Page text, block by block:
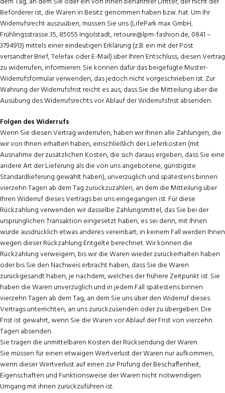
Beförderer ist, die Waren in Besitz genommen haben bzw. hat. Um Ihr
Widerrufsrecht auszuüben, müssen Sie uns (LifePark max GmbH,
Frühlingsstrasse 35, 85055 Ingolstadt, retoure@lpm-fashion.de, 0841 –
3794913) mittels einer eindeutigen Erklärung (z.B. ein mit der Post
versandter Brief, Telefax oder E-Mail) über Ihren Entschluss, diesen Vertrag
zu widerrufen, informieren. Sie können dafür das beigefügte Muster-
Widerrufsformular verwenden, das jedoch nicht vorgeschrieben ist. Zur
Wahrung der Widerrufsfrist reicht es aus, dass Sie die Mitteilung über die
Ausübung des Widerrufsrechts vor Ablauf der Widerrufsfrist absenden.
Folgen des Widerrufs
Wenn Sie diesen Vertrag widerrufen, haben wir Ihnen alle Zahlungen, die
wir von Ihnen erhalten haben, einschließlich der Lieferkosten (mit
Ausnahme der zusätzlichen Kosten, die sich daraus ergeben, dass Sie eine
andere Art der Lieferung als die von uns angebotene, günstigste
Standardlieferung gewählt haben), unverzüglich und spätestens binnen
vierzehn Tagen ab dem Tag zurückzuzahlen, an dem die Mitteilung über
Ihren Widerruf dieses Vertrags bei uns eingegangen ist. Für diese
Rückzahlung verwenden wir dasselbe Zahlungsmittel, das Sie bei der
ursprünglichen Transaktion eingesetzt haben, es sei denn, mit Ihnen
wurde ausdrücklich etwas anderes vereinbart; in keinem Fall werden Ihnen
wegen dieser Rückzahlung Entgelte berechnet. Wir können die
Rückzahlung verweigern, bis wir die Waren wieder zurückerhalten haben
oder bis Sie den Nachweis erbracht haben, dass Sie die Waren
zurückgesandt haben, je nachdem, welches der frühere Zeitpunkt ist. Sie
haben die Waren unverzüglich und in jedem Fall spätestens binnen
vierzehn Tagen ab dem Tag, an dem Sie uns über den Widerruf dieses
Vertrags unterrichten, an uns zurückzusenden oder zu übergeben. Die
Frist ist gewahrt, wenn Sie die Waren vor Ablauf der Frist von vierzehn
Tagen absenden.
Sie tragen die unmittelbaren Kosten der Rücksendung der Waren.
Sie müssen für einen etwaigen Wertverlust der Waren nur aufkommen,
wenn dieser Wertverlust auf einen zur Prüfung der Beschaffenheit,
Eigenschaften und Funktionsweise der Waren nicht notwendigen
Umgang mit ihnen zurückzuführen ist.